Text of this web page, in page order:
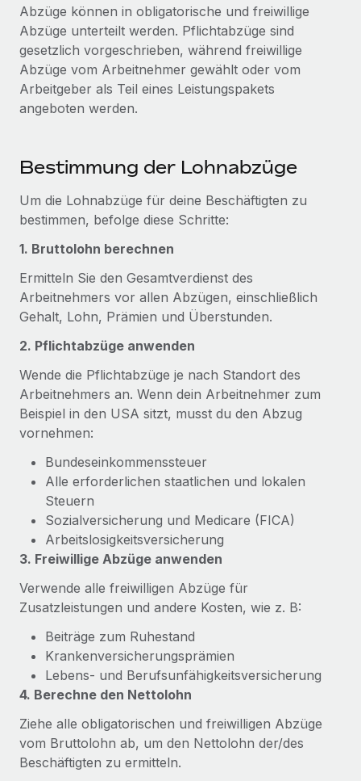
Globales Onboarding und Verwalten von
Freelancer:innen
PEO
Auslagern von komplexen HR-Aufgaben
Remote Embedded
Nahtlose Integration der HR in bestehende Abläufe
Plattform
Integrierte HR-Kernfunktionen für dein Team
Verknüpfung beliebiger KI-Tools mit Remote über unser
MCP
Prozessoptimierung mit unverzichtbaren Business-
Tools
DIENSTLEISTUNGEN
Frag unsere Expert:innen
Hilfe von Expert:innen für globale HR & Compliance
Background-Checks
Einfacheres Bewerber:innen-Screening
Compliance Watchtower
Lückenlose Compliance
Globale Bereitstellung und Verfolgung von IT-
Geräten
Gründung von Niederlassungen
Niederlassungen
Mobilität und Relocation
WACHSTUMSPHASE
Startups
Agile HR- und Payroll-Lösungen für wachsende
Unternehmen
Maßgeschneiderte HR-Lösungen, um Teams zu
Enterprise
Strategische Technologiepartner
Plattform
Remote Build
Beratung zu Integrationen und KI-Automatisierung
So hat der KI-Vorreiter Weaviate sein Team mit
Remote um 120 % vergrößert
Weaviate auf einen Blick Weaviate entwickelt KI-basierte
Open-Source-Infrastrukturen. Das...
Mehr erfahren
Strategische Partnerschaft zwischen
Management und Payroll
Reverse Tech auf einen Blick Das Gesundheits- und
Gesamtbeschäftigungskosten
Honorarzahlungen berechnen
Informationen zu möglichen Währungen und
Abwicklungsfristen für globale Freelancer:innen
Forschung und Leitfäden
Fallstudien
Bibliothek für Stellenbeschreibungen
Events
Newsroom
Informationen zu Gehältern und Qualifikationen
Insights Center
Hol dir Unterstützung
Alle Ressourcen anzeigen
BLOG
Globale Payroll
EOR und PEO
Contractor Management
Den Blog erkunden
Nederlands
Français
Deutsch
Português (Portugal)
한국어
中文（简体）
Anmelden
Abzüge können in obligatorische und freiwillige
Abzüge unterteilt werden. Pflichtabzüge sind
gesetzlich vorgeschrieben, während freiwillige
Abzüge vom Arbeitnehmer gewählt oder vom
Arbeitgeber als Teil eines Leistungspakets
angeboten werden.
Bestimmung der Lohnabzüge
Um die Lohnabzüge für deine Beschäftigten zu
bestimmen, befolge diese Schritte:
1. Bruttolohn berechnen
Ermitteln Sie den Gesamtverdienst des
Arbeitnehmers vor allen Abzügen, einschließlich
Gehalt, Lohn, Prämien und Überstunden.
2. Pflichtabzüge anwenden
Wende die Pflichtabzüge je nach Standort des
Arbeitnehmers an. Wenn dein Arbeitnehmer zum
Beispiel in den USA sitzt, musst du den Abzug
vornehmen:
Bundeseinkommenssteuer
Alle erforderlichen staatlichen und lokalen
Steuern
Sozialversicherung und Medicare (FICA)
Arbeitslosigkeitsversicherung
3. Freiwillige Abzüge anwenden
Verwende alle freiwilligen Abzüge für
Zusatzleistungen und andere Kosten, wie z. B:
Beiträge zum Ruhestand
Krankenversicherungsprämien
Lebens- und Berufsunfähigkeitsversicherung
4. Berechne den Nettolohn
Ziehe alle obligatorischen und freiwilligen Abzüge
vom Bruttolohn ab, um den Nettolohn der/des
Beschäftigten zu ermitteln.